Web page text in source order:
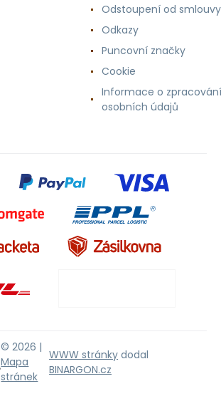
Odstoupení od smlouvy
Odkazy
Puncovní značky
Cookie
Informace o zpracování
osobních údajů
© 2026 |
Mapa
stránek
WWW stránky dodal
BINARGON.cz